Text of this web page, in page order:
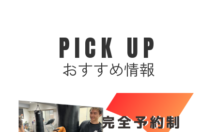
PICK UP
おすすめ情報